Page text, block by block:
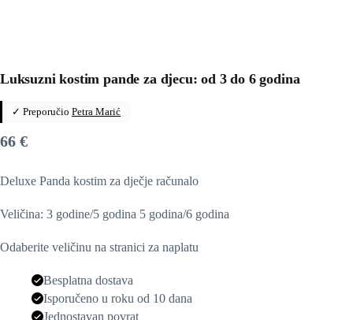
Luksuzni kostim pande za djecu: od 3 do 6 godina
✓ Preporučio Petra Marić
66 €
Deluxe Panda kostim za dječje računalo
Veličina: 3 godine/5 godina 5 godina/6 godina
Odaberite veličinu na stranici za naplatu
Besplatna dostava
Isporučeno u roku od 10 dana
Jednostavan povrat